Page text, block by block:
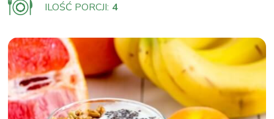
ILOŚĆ PORCJI: 4